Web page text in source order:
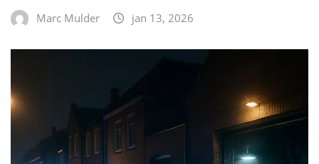
Marc Mulder jan 13, 2026